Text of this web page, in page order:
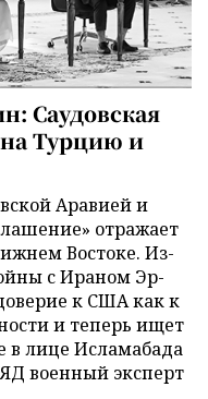
Саудовская
на Турцию и
Аравией и
отражает
Востоке. Из-
с Ираном Эр-
к США как к
и теперь ищет
в лице Исламабада
военный эксперт